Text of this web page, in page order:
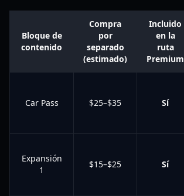
Bloque de
contenido
Compra
por
separado
(estimado)
Incluido
en la
ruta
Premium
Car Pass $25–$35 Sí
Expansión
1
$15–$25 Sí